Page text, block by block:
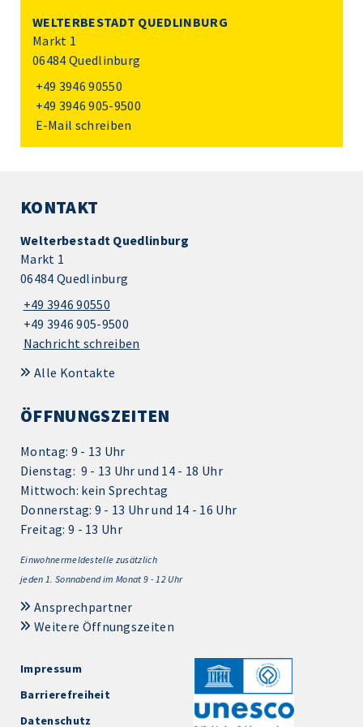
WELTERBESTADT QUEDLINBURG
Markt 1
06484 Quedlinburg
+49 3946 90550
+49 3946 905-9500
E-Mail schreiben
KONTAKT
Welterbestadt Quedlinburg
Markt 1
06484 Quedlinburg
+49 3946 90550
+49 3946 905-9500
Nachricht schreiben
Alle Kontakte
ÖFFNUNGSZEITEN
Montag: 9 - 13 Uhr
Dienstag: 9 - 13 Uhr und 14 - 18 Uhr
Mittwoch: kein Sprechtag
Donnerstag: 9 - 13 Uhr und 14 - 16 Uhr
Freitag: 9 - 13 Uhr
Einwohnermeldestelle zusätzlich
jeden 1. Sonnabend im Monat 9 - 12 Uhr
Ansprechpartner
Weitere Öffnungszeiten
Impressum
Barrierefreiheit
Datenschutz